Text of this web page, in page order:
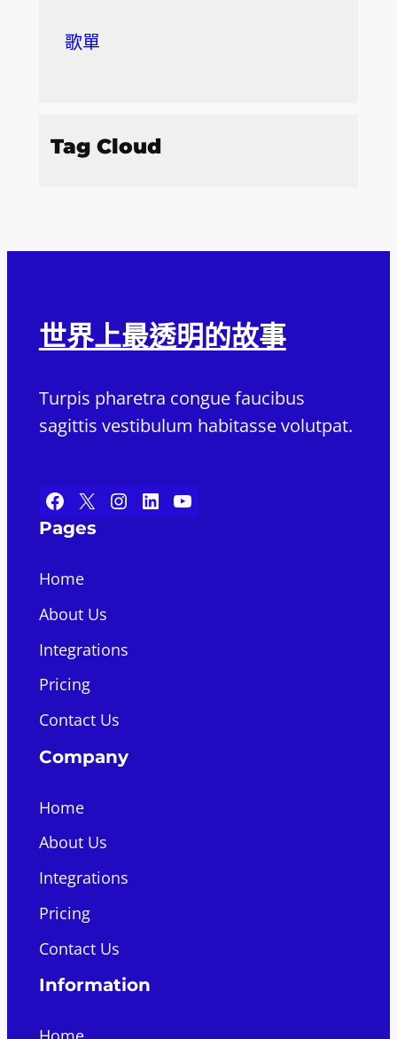
歌單
Tag Cloud
世界上最透明的故事
Turpis pharetra congue faucibus
sagittis vestibulum habitasse volutpat.
Facebook X Instagram LinkedIn YouTube
Pages
Home
About Us
Integrations
Pricing
Contact Us
Company
Home
About Us
Integrations
Pricing
Contact Us
Information